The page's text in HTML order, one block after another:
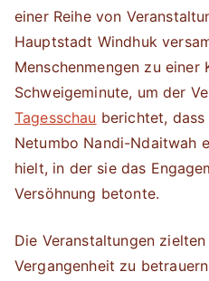
einer Reihe von
Hauptstadt Windhuk
Menschenmengen zu einer
Schweigeminute, um der
Tagesschau berichtet,
Netumbo Nandi-Ndaitwah
hielt, in der sie das
Versöhnung betonte.
Die Veranstaltungen
Vergangenheit zu